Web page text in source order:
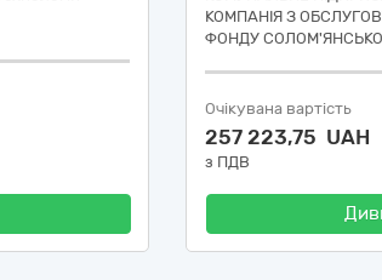
КОМПАНІЯ З
ФОНДУ
Очікувана вартість
257 223,75 UAH
з ПДВ